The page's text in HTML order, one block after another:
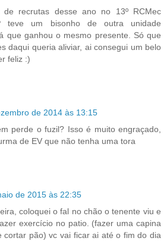
de recrutas desse ano no 13º RCMec
teve um bisonho de outra unidade
que ganhou o mesmo presente. Só que
daqui queria aliviar, ai consegui um belo
feliz :)
de 2014 às 13:15
perde o fuzil? Isso é muito engraçado,
de EV que não tenha uma tora
de 2015 às 22:35
coloquei o fal no chão o tenente viu e
exercício no patio. (fazer uma capina
cortar pão) vc vai ficar ai até o fim do dia